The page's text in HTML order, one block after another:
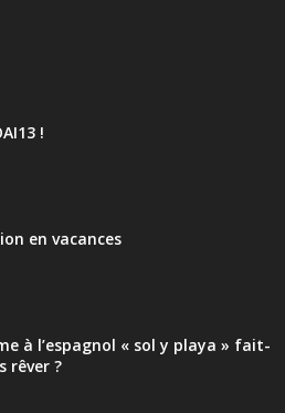
!
en vacances
à l’espagnol « sol y playa » fait-
rêver ?